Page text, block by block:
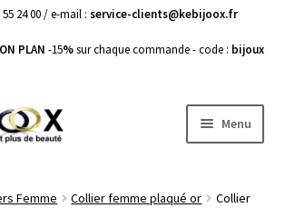
55 24 00 / e-mail : service-clients@kebijoox.fr
PLAN -15%sur chaque commande - code : bijoux
Menu
Femme Collier femme plaqué or
Collier